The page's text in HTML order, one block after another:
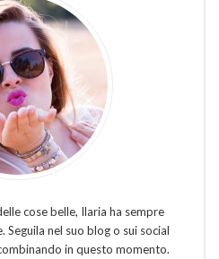
cose belle, Ilaria ha sempre
Seguila nel suo blog o sui social
in questo momento.